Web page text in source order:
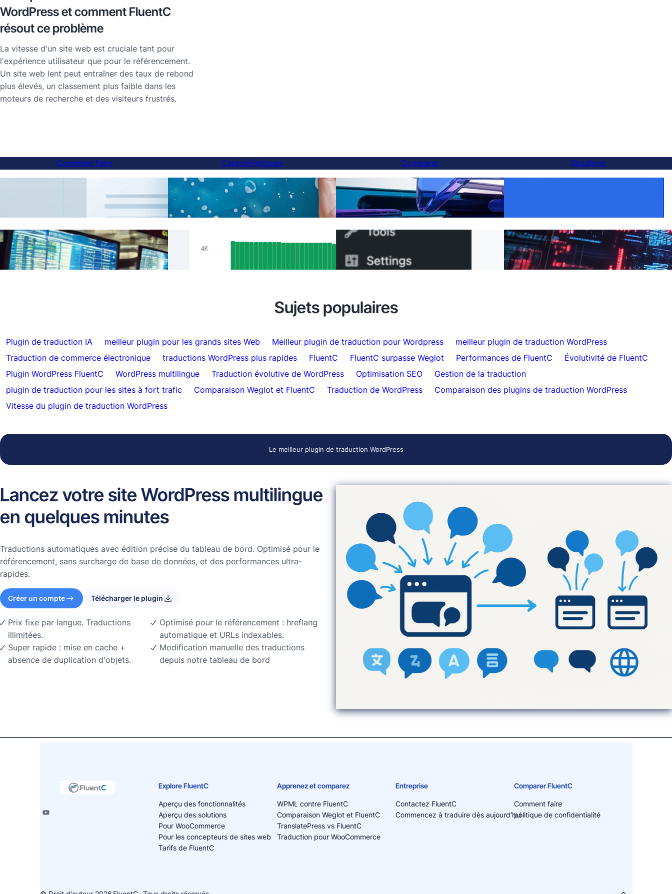
WordPress et comment FluentC
résout ce problème
La vitesse d'un site web est cruciale tant pour
l'expérience utilisateur que pour le référencement.
Un site web lent peut entraîner des taux de rebond
plus élevés, un classement plus faible dans les
moteurs de recherche et des visiteurs frustrés.
Comment faire
Comment ajouter un sélecteur de langue
Ignorer les traductions pour un contenu
spécifique avec FluentC
Caractéristiques
Traductions IA
Résultats SEO réels : Comment le support
Comparer
Enfin, une meilleure alternative à Weglot —
et vous pouvez changer en 5 minutes
minutes
Solutions
Traduction de site web sans effort pour les
clients
Sujets populaires
Plugin de traduction IA meilleur plugin pour les grands sites Web Meilleur plugin de traduction pour Wordpress
meilleur plugin de traduction WordPress
Traduction de commerce électronique
traductions WordPress plus rapides FluentC FluentC surpasse Weglot Performances de FluentC
Évolutivité de FluentC
Plugin WordPress FluentC
WordPress multilingue Traduction évolutive de WordPress Optimisation SEO
Gestion de la traduction
plugin de traduction pour les sites à fort trafic
Comparaison Weglot et FluentC Traduction de WordPress
Comparaison des plugins de traduction WordPress
Vitesse du plugin de traduction WordPress
Le meilleur plugin de traduction WordPress
Lancez votre site WordPress multilingue
en quelques minutes
Traductions automatiques avec édition précise du tableau de bord. Optimisé pour le
référencement, sans surcharge de base de données, et des performances ultra-
rapides.
Créer un compte Télécharger le plugin
Prix fixe par langue. Traductions
illimitées.
Super rapide : mise en cache +
absence de duplication d'objets.
Optimisé pour le référencement : hreflang
automatique et URLs indexables.
Modification manuelle des traductions
depuis notre tableau de bord
Explore FluentC
Aperçu des fonctionnalités
Aperçu des solutions
Pour WooCommerce
Pour les concepteurs de sites web
Tarifs de FluentC
Apprenez et comparez
WPML contre FluentC
Comparaison Weglot et FluentC
TranslatePress vs FluentC
Traduction pour WooCommerce
Entreprise
Contactez FluentC
Commencez à traduire dès aujourd'hui
Comparer FluentC
Comment faire
politique de confidentialité